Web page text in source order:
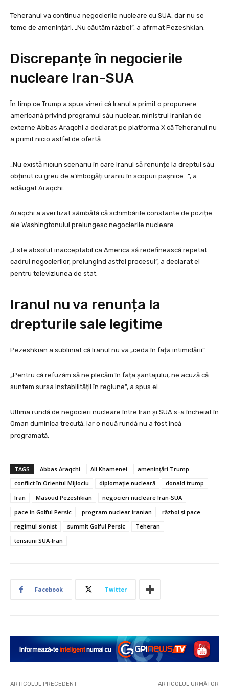
Teheranul va continua negocierile nucleare cu SUA, dar nu se
teme de amenințări. „Nu căutăm război”, a afirmat Pezeshkian.
Discrepanțe în negocierile
nucleare Iran-SUA
În timp ce Trump a spus vineri că Iranul a primit o propunere
americană privind programul său nuclear, ministrul iranian de
externe Abbas Araqchi a declarat pe platforma X că Teheranul nu
a primit nicio astfel de ofertă.
„Nu există niciun scenariu în care Iranul să renunțe la dreptul său
obținut cu greu de a îmbogăți uraniu în scopuri pașnice…”, a
adăugat Araqchi.
Araqchi a avertizat sâmbătă că schimbările constante de poziție
ale Washingtonului prelungesc negocierile nucleare.
„Este absolut inacceptabil ca America să redefinească repetat
cadrul negocierilor, prelungind astfel procesul”, a declarat el
pentru televiziunea de stat.
Iranul nu va renunța la
drepturile sale legitime
Pezeshkian a subliniat că Iranul nu va „ceda în fața intimidării”.
„Pentru că refuzăm să ne plecăm în fața șantajului, ne acuză că
suntem sursa instabilității în regiune”, a spus el.
Ultima rundă de negocieri nucleare între Iran și SUA s-a încheiat în
Oman duminica trecută, iar o nouă rundă nu a fost încă
programată.
TAGS Abbas Araqchi Ali Khamenei
amenințări Trump
conflict în Orientul Mijlociu
diplomație nucleară
donald trump
Iran
Masoud Pezeshkian
negocieri nucleare Iran-SUA
pace în Golful Persic
program nuclear iranian
război și pace
regimul sionist
summit Golful Persic
Teheran
tensiuni SUA-Iran
Facebook Twitter
ARTICOLUL PRECEDENT ARTICOLUL URMĂTOR